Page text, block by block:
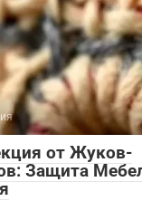
от Жуков-
Защита